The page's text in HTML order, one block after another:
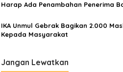
Harap Ada Penambahan Penerima
IKA Unmul Gebrak Bagikan 2.000
Kepada Masyarakat
Jangan Lewatkan